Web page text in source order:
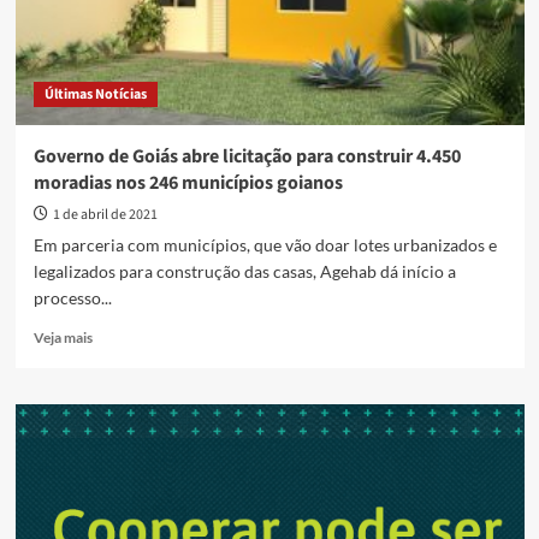
Últimas Notícias
Governo de Goiás abre licitação para construir 4.450
moradias nos 246 municípios goianos
1 de abril de 2021
Em parceria com municípios, que vão doar lotes urbanizados e
legalizados para construção das casas, Agehab dá início a
processo...
Veja maisRead
Governo
para